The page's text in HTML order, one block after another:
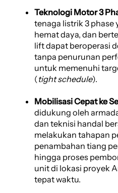
Teknologi Motor 3
tenaga listrik 3 phase
hemat daya, dan
lift dapat beroperasi
tanpa penurunan
untuk memenuhi
(tight schedule).
Mobilisasi Cepat ke
didukung oleh
dan teknisi handal
melakukan tahapan
penambahan tiang
hingga proses
unit di lokasi proyek
tepat waktu.